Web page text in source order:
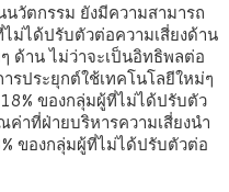
วัตกรรม ยังมีความสามารถ
ม่ได้ปรับตัวต่อความเสี่ยงด้าน
ด้าน ไม่ว่าจะเป็นอิทธิพลต่อ
รประยุกต์ใช้เทคโนโลยีใหม่ๆ
ของกลุ่มผู้ที่ไม่ได้ปรับตัว
าที่ฝ่ายบริหารความเสี่ยงนำ
ของกลุ่มผู้ที่ไม่ได้ปรับตัวต่อ